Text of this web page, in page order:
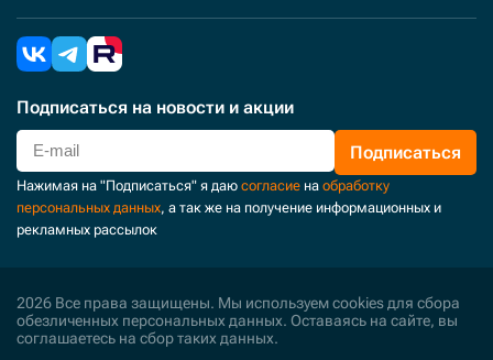
Подписаться на новости и акции
Подписаться
Нажимая на "Подписаться" я даю согласие на обработку
персональных данных, а так же на получение информационных и
рекламных рассылок
2026 Все права защищены. Мы используем cookies для сбора
обезличенных персональных данных. Оставаясь на сайте, вы
соглашаетесь на сбор таких данных.